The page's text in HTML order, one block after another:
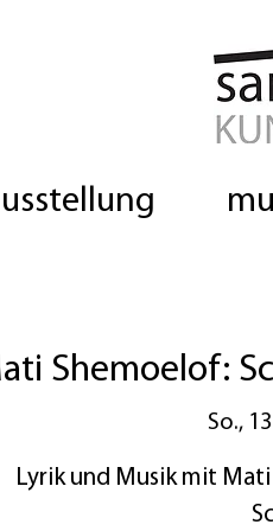
Shemoelof:
So.,
Lyrik und Musik mit